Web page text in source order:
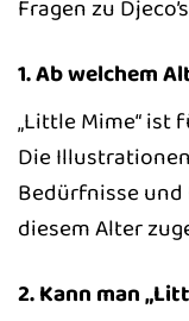
Fragen zu
1. Ab welchem
„Little Mime“ ist
Die
Bedürfnisse
diesem Alter
2. Kann man